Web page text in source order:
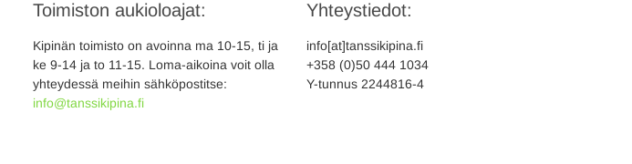
Toimiston aukioloajat:
Kipinän toimisto on avoinna ma 10-15, ti ja
ke 9-14 ja to 11-15. Loma-aikoina voit olla
yhteydessä meihin sähköpostitse:
info@tanssikipina.fi
Yhteystiedot:
info[at]tanssikipina.fi
+358 (0)50 444 1034
Y-tunnus 2244816-4